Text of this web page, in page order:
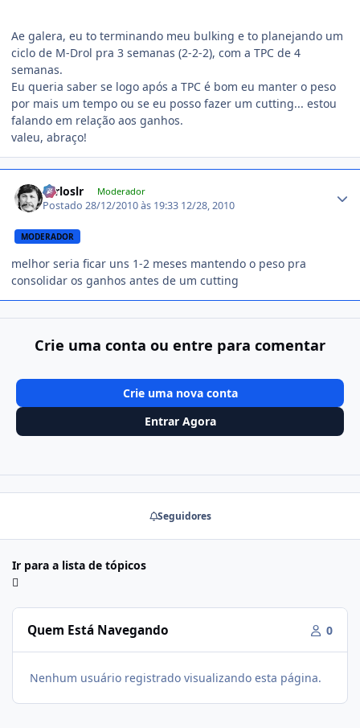
Ae galera, eu to terminando meu bulking e to planejando um
ciclo de M-Drol pra 3 semanas (2-2-2), com a TPC de 4
semanas.
Eu queria saber se logo após a TPC é bom eu manter o peso
por mais um tempo ou se eu posso fazer um cutting... estou
falando em relação aos ganhos.
valeu, abraço!
carloslr Moderador
Postado28/12/2010 às 19:33 12/28, 2010
MODERADOR
melhor seria ficar uns 1-2 meses mantendo o peso pra
consolidar os ganhos antes de um cutting
Crie uma conta ou entre para comentar
Crie uma nova conta
Entrar Agora
Seguidores
Ir para a lista de tópicos
Quem Está Navegando 0
Nenhum usuário registrado visualizando esta página.